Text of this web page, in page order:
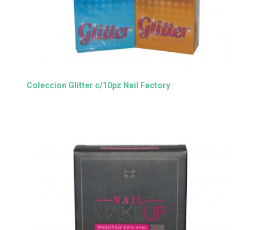
Coleccion Glitter c/10pz Nail Factory